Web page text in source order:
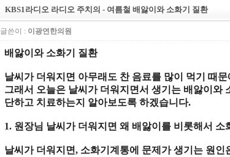
KBS1라디오 라디오 주치의 - 여름철 배앓이와 소화기 질환
글쓴이 : 이광연한의원
배앓이와 소화기 질환
날씨가 더워지면 아무래도 찬 음료를 많이 먹기 때
그래서 오늘은 날씨가 더워지면서 생기는 배앓이와
단하고 치료하는지 알아보도록 하겠습니다.
1. 원장님 날씨가 더워지면 왜 배앓이를 비롯해서 소
날씨가 더워지면, 소화기계통에 문제가 생기는 원인